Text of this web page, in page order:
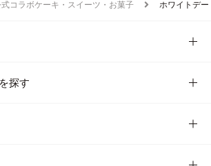
コラボケーキ・スイーツ・お菓子 ホワイトデ
探す